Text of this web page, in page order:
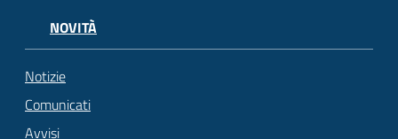
NOVITÀ
Notizie
Comunicati
Avvisi